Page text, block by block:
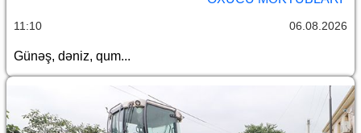
11:10 06.08.2026
Günəş, dəniz, qum...